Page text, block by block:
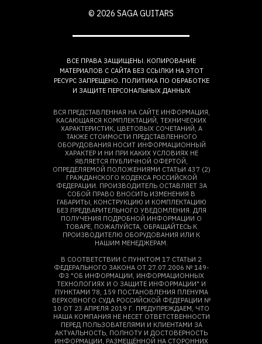
© 2026 SAGA GUITARS
ВСЕ ПРАВА ЗАЩИЩЕНЫ. КОПИРОВАНИЕ
МАТЕРИАЛОВ С САЙТА БЕЗ ССЫЛКИ НА ЭТОТ
РЕСУРС ЗАПРЕЩЕНО. ПОЛИТИКА ПО ОБРАБОТКЕ
И ЗАЩИТЕ ПЕРСОНАЛЬНЫХ ДАННЫХ
ВСЯ ПРЕДСТАВЛЕННАЯ НА САЙТЕ ИНФОРМАЦИЯ,
КАСАЮЩАЯСЯ КОМПЛЕКТАЦИЙ, ТЕХНИЧЕСКИХ
ХАРАКТЕРИСТИК, ЦВЕТОВЫХ СОЧЕТАНИЙ, А
ТАКЖЕ СТОИМОСТИ ПРЕДСТАВЛЕННОГО
ОБОРУДОВАНИЯ НОСИТ ИНФОРМАЦИОННЫЙ
ХАРАКТЕР И НИ ПРИ КАКИХ УСЛОВИЯХ НЕ
ЯВЛЯЕТСЯ ПУБЛИЧНОЙ ОФЕРТОЙ,
ОПРЕДЕЛЯЕМОЙ ПОЛОЖЕНИЯМИ СТАТЬИ 437 (2)
ГРАЖДАНСКОГО КОДЕКСА РОССИЙСКОЙ
ФЕДЕРАЦИИ. ПРОИЗВОДИТЕЛЬ ОСТАВЛЯЕТ ЗА
СОБОЙ ПРАВО ВНОСИТЬ ИЗМЕНЕНИЯ В
ГАБАРИТЫ, КОНСТРУКЦИЮ И КОМПЛЕКТАЦИЮ
БЕЗ ПРЕДВАРИТЕЛЬНОГО УВЕДОМЛЕНИЯ. ДЛЯ
ПОЛУЧЕНИЯ ПОДРОБНОЙ ИНФОРМАЦИИ О
ТОВАРЕ, ПОЖАЛУЙСТА, ОБРАЩАЙТЕСЬ К
ПРОИЗВОДИТЕЛЮ ОБОРУДОВАНИЯ ИЛИ К
НАШИМ МЕНЕДЖЕРАМ.
В СООТВЕТСТВИИ С ПУНКТОМ 17 СТАТЬИ 2
ФЕДЕРАЛЬНОГО ЗАКОНА ОТ 27.07.2006 № 149-
ФЗ "ОБ ИНФОРМАЦИИ, ИНФОРМАЦИОННЫХ
ТЕХНОЛОГИЯХ И О ЗАЩИТЕ ИНФОРМАЦИИ" И
ПУНКТАМИ 78, 159 ПОСТАНОВЛЕНИЯ ПЛЕНУМА
ВЕРХОВНОГО СУДА РОССИЙСКОЙ ФЕДЕРАЦИИ №
10 ОТ 23 АПРЕЛЯ 2019 Г. ПРЕДУПРЕЖДАЕМ, ЧТО
НАША КОМПАНИЯ НЕ НЕСЕТ ОТВЕТСТВЕННОСТИ
ПЕРЕД ПОЛЬЗОВАТЕЛЯМИ И КЛИЕНТАМИ ЗА
АКТУАЛЬНОСТЬ, ПОЛНОТУ И ДОСТОВЕРНОСТЬ
ИНФОРМАЦИИ, РАЗМЕЩЁННОЙ НА СТОРОННИХ